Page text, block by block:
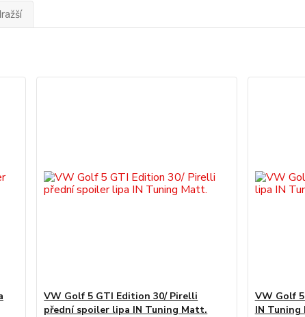
VW Golf 5 GTI Edition 30/ Pirelli
přední spoiler lipa IN Tuning Matt.
VW Golf
IN Tuning